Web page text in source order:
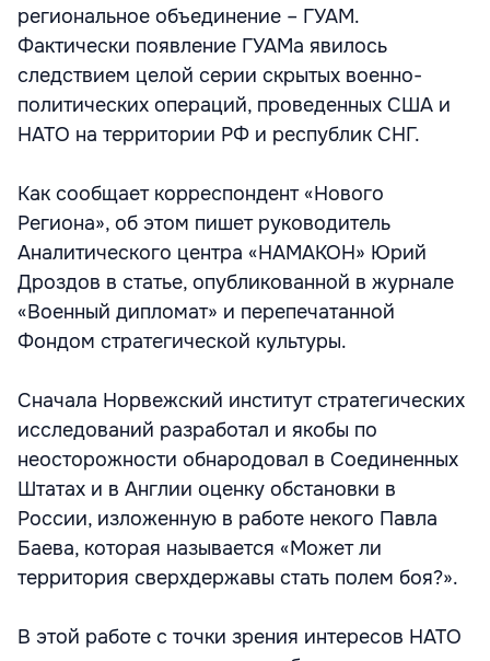
региональное объединение – ГУАМ.
Фактически появление ГУАМа явилось
следствием целой серии скрытых военно-
политических операций, проведенных США и
НАТО на территории РФ и республик СНГ.
Как сообщает корреспондент «Нового
Региона», об этом пишет руководитель
Аналитического центра «НАМАКОН» Юрий
Дроздов в статье, опубликованной в журнале
«Военный дипломат» и перепечатанной
Фондом стратегической культуры.
Сначала Норвежский институт стратегических
исследований разработал и якобы по
неосторожности обнародовал в Соединенных
Штатах и в Англии оценку обстановки в
России, изложенную в работе некого Павла
Баева, которая называется «Может ли
территория сверхдержавы стать полем боя?».
В этой работе с точки зрения интересов НАТО